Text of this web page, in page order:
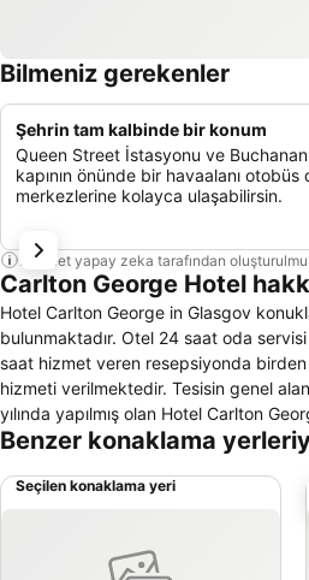
Bilmeniz gerekenler
Şehrin tam kalbinde bir konum
Queen Street İstasyonu ve
kapının önünde bir havaalanı
merkezlerine kolayca ulaşabilirsin.
Bu özet yapay zeka tarafından
Carlton George Hotel
Hotel Carlton George in Glasgov
bulunmaktadır. Otel 24 saat oda
saat hizmet veren resepsiyonda
hizmeti verilmektedir. Tesisin genel
yılında yapılmış olan Hotel Carlton
bulunmaktadır. Otelin tüm konuk
pencereler, Güneşlikler / perdeler
Benzer konaklama
Seçilen konaklama yeri